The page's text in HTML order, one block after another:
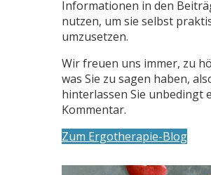
Informationen in den
nutzen, um sie selbst
umzusetzen.
Wir freuen uns immer, zu
was Sie zu sagen haben,
hinterlassen Sie unbedingt
Kommentar.
Zum Ergotherapie-Blog